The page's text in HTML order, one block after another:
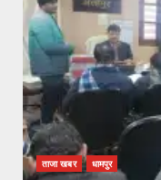
ताजा खबर धामपुर